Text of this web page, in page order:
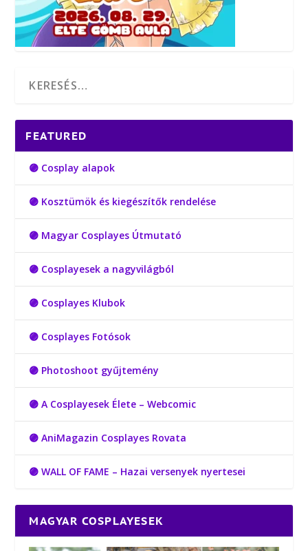
FEATURED
🟣 Cosplay alapok
🟣 Kosztümök és kiegészítők rendelése
🟣 Magyar Cosplayes Útmutató
🟣 Cosplayesek a nagyvilágból
🟣 Cosplayes Klubok
🟣 Cosplayes Fotósok
🟣 Photoshoot gyűjtemény
🟣 A Cosplayesek Élete – Webcomic
🟣 AniMagazin Cosplayes Rovata
🟣 WALL OF FAME – Hazai versenyek nyertesei
MAGYAR COSPLAYESEK